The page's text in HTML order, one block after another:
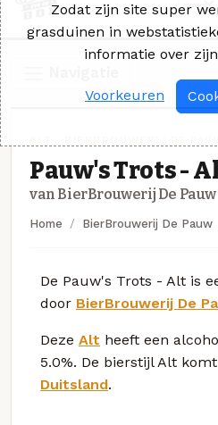
Pauw's Trots -
van BierBrouwerij De Pauw
Home BierBrouwerij De Pauw
De Pauw's Trots - Alt is
door BierBrouwerij De
Deze Alt heeft een
5.0%. De bierstijl Alt
Duitsland.
Zodat zijn site super
grasduinen in
informatie over
Voorkeuren